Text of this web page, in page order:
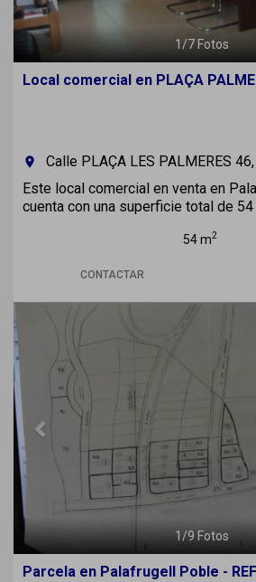
1 /7 Fotos
Local comercial en PLAÇA
room
Calle PLAÇA LES PALMERES
Este local comercial en venta en
cuenta con una superficie total de 54
54 m2
CONTACTAR
Previous
1 /9 Fotos
Parcela en Palafrugell Poble -